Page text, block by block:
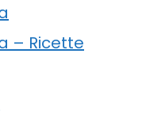
– Ricette